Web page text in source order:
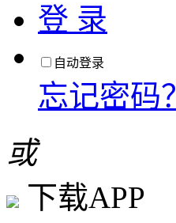
登 录
自动登录
忘记密码？
或
下载APP